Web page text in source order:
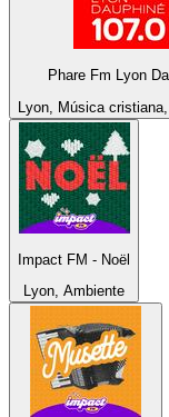
Phare Fm Lyon
Lyon, Música
Impact FM - Noël
Lyon, Ambiente